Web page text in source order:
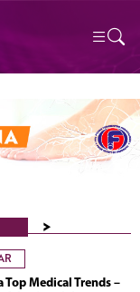
>
Top Medical Trends –